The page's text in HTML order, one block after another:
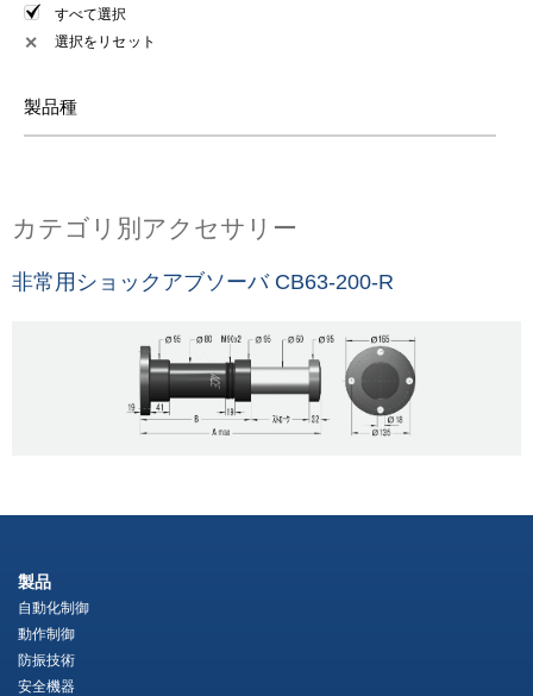
すべて選択
✕ 選択をリセット
製品種
カテゴリ別アクセサリー
非常用ショックアブソーバ CB63-200-R
製品
自動化制御
動作制御
防振技術
安全機器